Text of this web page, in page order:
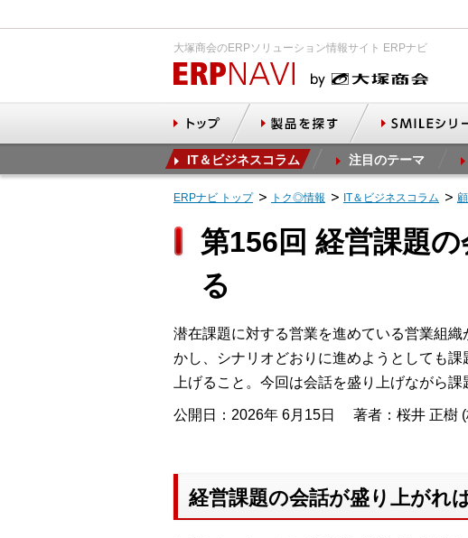
大塚商会のERPソリューション情報サイト ERPナビ
IT＆ビジネスコラム 注目のテーマ
ERPナビ トップ トク◎情報 IT＆ビジネスコラム
第156回 経営課題
る
潜在課題に対する営業を進めている営業組
かし、シナリオどおりに進めようとしても
上げること。今回は会話を盛り上げながら
公開日：2026年 6月15日 著者：桜井 正樹
経営課題の会話が盛り上がれ